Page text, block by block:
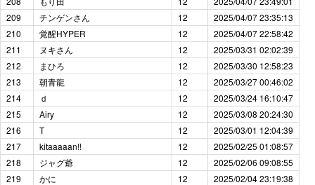
209
チンゲンさん 12
2025/04/07 23:35:13
210
覚醒HYPER 12
2025/04/07 22:58:42
211
ヌキさん 12
2025/03/31 02:02:39
212
まひろ 12
2025/03/30 12:58:23
213
朝青龍 12
2025/03/27 00:46:02
214
ｄ 12
2025/03/24 16:10:47
215
Airy 12
2025/03/08 20:24:30
216
T 12
2025/03/01 12:04:39
217
kitaaaaan!! 12
2025/02/25 01:08:57
218
ジャグ爺 12
2025/02/06 09:08:55
219
かに 12
2025/02/04 23:19:38